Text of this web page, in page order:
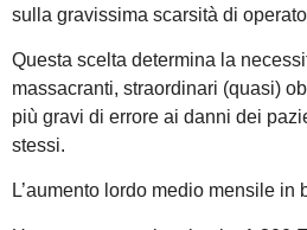
sulla gravissima scarsità di
Questa scelta determina la
massacranti, straordinari (quasi)
più gravi di errore ai danni dei
stessi.
L’aumento lordo medio mensile in